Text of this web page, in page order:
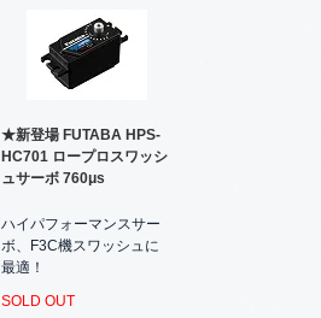
★新登場 FUTABA HPS-
HC701 ロープロスワッシ
ュサーボ 760μs
ハイパフォーマンスサー
ボ、F3C機スワッシュに
最適！
SOLD OUT